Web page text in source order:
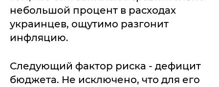
небольшой процент в расходах
украинцев, ощутимо разгонит
инфляцию.
Следующий фактор риска - дефицит
бюджета. Не исключено, что для его